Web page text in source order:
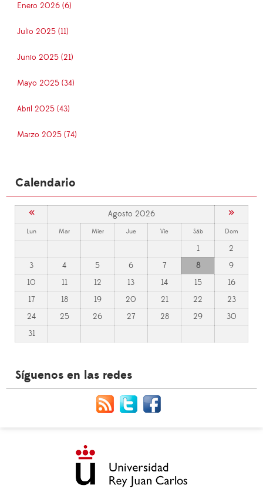
Enero 2026 (6)
Julio 2025 (11)
Junio 2025 (21)
Mayo 2025 (34)
Abril 2025 (43)
Marzo 2025 (74)
Calendario
« Agosto 2026 »
Lun Mar Mier Jue Vie Sáb Dom
1
2
3
4 5 6 7 8
9
10
11 12 13 14 15
16
17
18 19 20 21 22
23
24
25 26 27 28 29
30
31
Síguenos en las redes